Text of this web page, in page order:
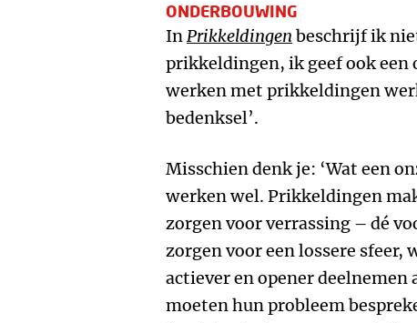
ONDERBOUWING
InPrikkeldingen beschrijf ik
prikkeldingen, ik geef ook
werken met prikkeldingen
bedenksel’.
Misschien denk je: ‘Wat een
werken wel. Prikkeldingen
zorgen voor verrassing – dé
zorgen voor een lossere sfeer,
actiever en opener deelnemen
moeten hun probleem